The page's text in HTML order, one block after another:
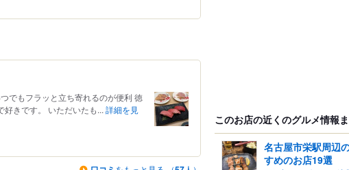
でもフラッと立ち寄れるのが便利 徳
きです。 いただいたも... 詳細を見
このお店の近くのグルメ情報
名古屋市栄駅周辺
すめのお店19選